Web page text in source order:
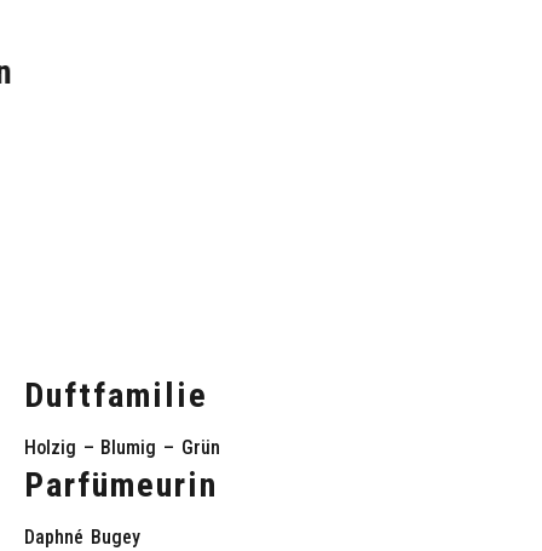
Duftfamilie
Holzig – Blumig – Grün
Parfümeurin
Daphné Bugey